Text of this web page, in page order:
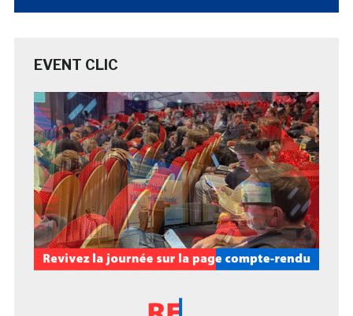
EVENT CLIC